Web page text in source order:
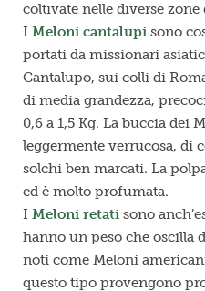
coltivate nelle diverse zone
I Meloni cantalupi sono
portati da missionari
Cantalupo, sui colli di
di media grandezza,
0,6 a 1,5 Kg. La buccia dei
leggermente verrucosa, di
solchi ben marcati. La
ed è molto profumata.
I Meloni retati sono
hanno un peso che oscilla
noti come Meloni
questo tipo provengono